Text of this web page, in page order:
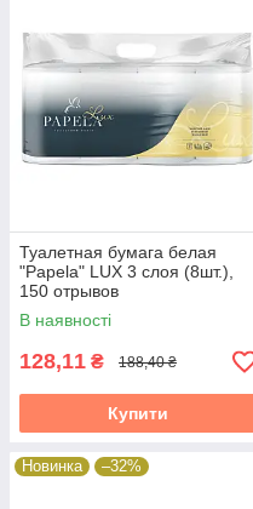
Туалетная бумага белая
"Papela" LUX 3 слоя (8шт.),
150 отрывов
В наявності
128,11 ₴ 188,40 ₴
Купити
Новинка –32%